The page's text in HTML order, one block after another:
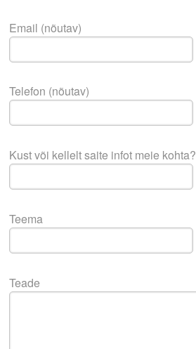
Email (nõutav)
Telefon (nõutav)
Kust või kellelt saite infot meie kohta?
Teema
Teade